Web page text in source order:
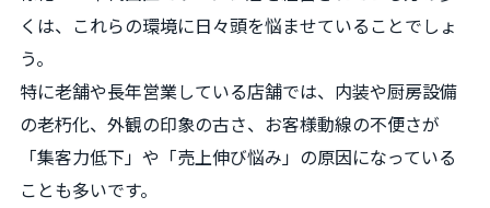
くは、これらの環境に日々頭を悩ませていることでしょ
う。
特に老舗や長年営業している店舗では、内装や厨房設備
の老朽化、外観の印象の古さ、お客様動線の不便さが
「集客力低下」や「売上伸び悩み」の原因になっている
ことも多いです。